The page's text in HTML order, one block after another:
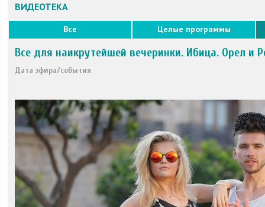
ВИДЕОТЕКА
Все Целые программы
Все для наикрутейшей вечеринки. Ибица. Орел и
Дата эфира/события